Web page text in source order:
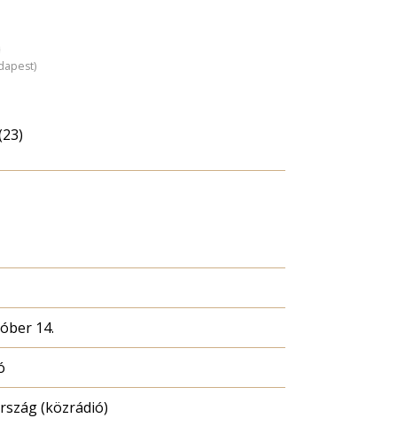
14.
(közrádió)